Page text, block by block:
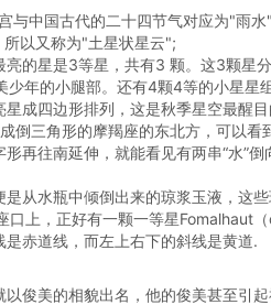
与中国古代的二十四节气对应为"雨
以又称为"土星状星云";
的星是3等星，共有3 颗。这3颗星
年的小腿部。还有4颗4等的小星星
成四边形排列，这是秋季星空最醒
倒三角形的摩羯座的东北方，可以看
再往南延伸，就能看见有两串“水”
从水瓶中倾倒出来的琼浆玉液，这
上，正好有一颗一等星Fomalhaut
赤道线，而左上右下的斜线是黄道.
俊美的相貌出名，他的俊美甚至引